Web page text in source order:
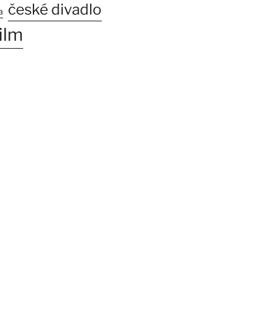
české divadlo